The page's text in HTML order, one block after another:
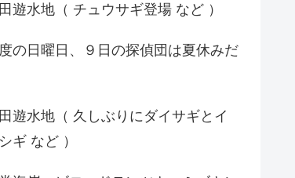
遊水地（ チュウサギ登場 など ）
の日曜日、９日の探偵団は夏休みだ
遊水地（ 久しぶりにダイサギとイ
ギ など ）